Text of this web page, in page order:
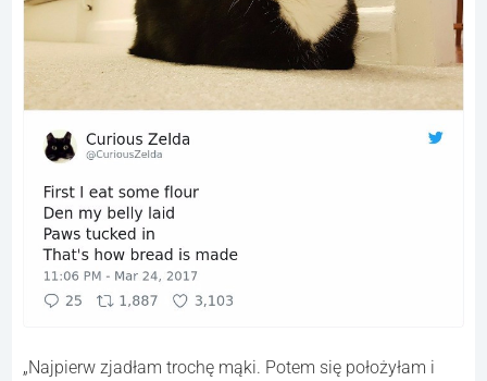
„Najpierw zjadłam trochę mąki. Potem się położyłam i